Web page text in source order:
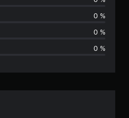
n
e
B
0 %
0 %
0 %